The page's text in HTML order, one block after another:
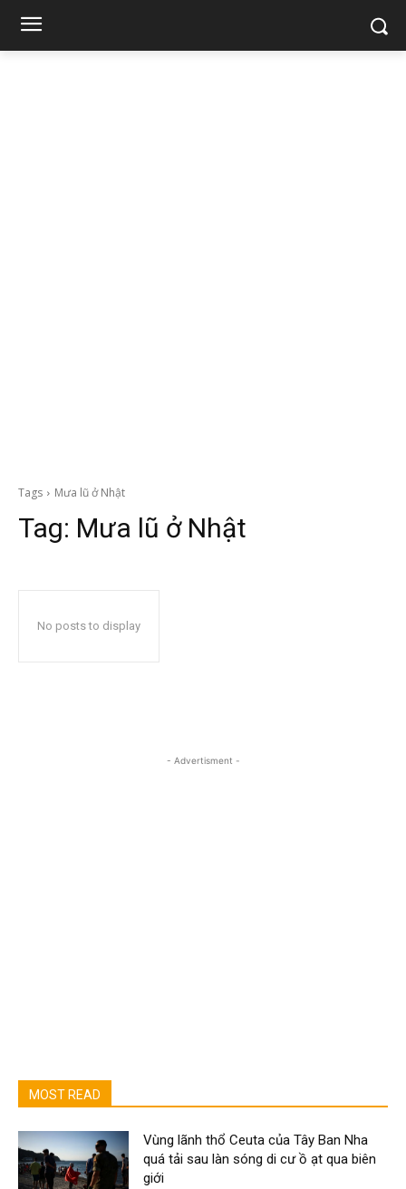
Tags Mưa lũ ở Nhật
Tag: Mưa lũ ở Nhật
No posts to display
- Advertisment -
MOST READ
Vùng lãnh thổ Ceuta của Tây Ban Nha
quá tải sau làn sóng di cư ồ ạt qua biên
giới